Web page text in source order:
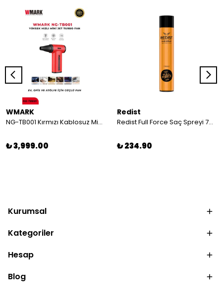
WMARK
NG-TB001 Kırmızı Kablosuz Mini Turbo Hava Üfleyici | Tıraş Sonrası Saç ve Kıl Temizleme
₺ 3,999.00
Redist
Redist Full Force Saç Spreyi 750 ML | Profesyonel Kullanım için Extra Güçlü Etki
₺ 234.90
Kurumsal
Kategoriler
Hesap
Blog